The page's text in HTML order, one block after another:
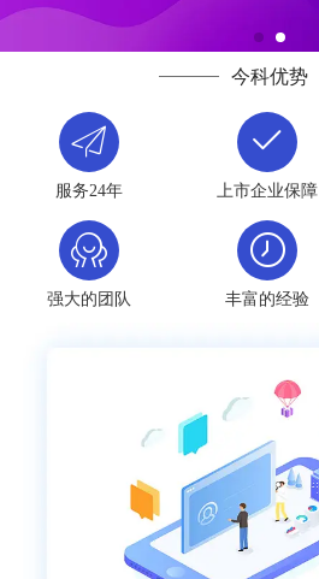
今科优势
服务24年 上市企业保障
强大的团队 丰富的经验